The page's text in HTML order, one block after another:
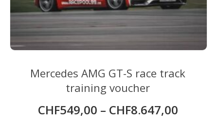
Mercedes AMG GT-S race track
training voucher
CHF549,00 – CHF8.647,00